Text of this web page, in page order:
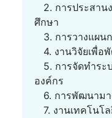
2. การประสาน
ศึกษา
3. การวางแผน
4. งานวิจัยเพื่อ
5. การจัดทำระ
องค์กร
6. การพัฒนามา
7. งานเทคโนโ